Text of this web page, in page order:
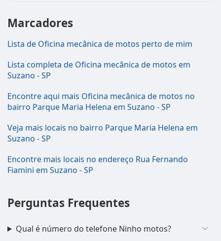
Marcadores
Lista de Oficina mecânica de motos perto de mim
Lista completa de Oficina mecânica de motos em
Suzano - SP
Encontre aqui mais Oficina mecânica de motos no
bairro Parque Maria Helena em Suzano - SP
Veja mais locais no bairro Parque Maria Helena em
Suzano - SP
Encontre mais locais no endereço Rua Fernando
Fiamini em Suzano - SP
Perguntas Frequentes
Qual é número do telefone Ninho motos?